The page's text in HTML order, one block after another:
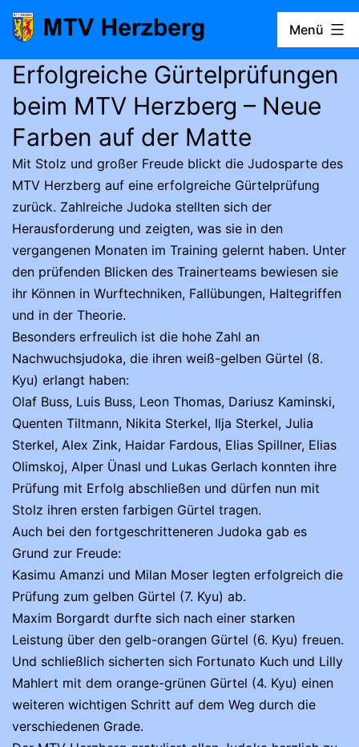
Zum
Inhalt
MTV
Herzberg
Menü
Erfolgreiche Gürtelprüfungen
beim MTV Herzberg – Neue
Farben auf der Matte
Mit Stolz und großer Freude blickt die Judosparte des
MTV Herzberg auf eine erfolgreiche Gürtelprüfung
zurück. Zahlreiche Judoka stellten sich der
Herausforderung und zeigten, was sie in den
vergangenen Monaten im Training gelernt haben. Unter
den prüfenden Blicken des Trainerteams bewiesen sie
ihr Können in Wurftechniken, Fallübungen, Haltegriffen
und in der Theorie.
Besonders erfreulich ist die hohe Zahl an
Nachwuchsjudoka, die ihren weiß-gelben Gürtel (8.
Kyu) erlangt haben:
Olaf Buss, Luis Buss, Leon Thomas, Dariusz Kaminski,
Quenten Tiltmann, Nikita Sterkel, Ilja Sterkel, Julia
Sterkel, Alex Zink, Haidar Fardous, Elias Spillner, Elias
Olimskoj, Alper Ünasl und Lukas Gerlach konnten ihre
Prüfung mit Erfolg abschließen und dürfen nun mit
Stolz ihren ersten farbigen Gürtel tragen.
Auch bei den fortgeschritteneren Judoka gab es
Grund zur Freude:
Kasimu Amanzi und Milan Moser legten erfolgreich die
Prüfung zum gelben Gürtel (7. Kyu) ab.
Maxim Borgardt durfte sich nach einer starken
Leistung über den gelb-orangen Gürtel (6. Kyu) freuen.
Und schließlich sicherten sich Fortunato Kuch und Lilly
Mahlert mit dem orange-grünen Gürtel (4. Kyu) einen
weiteren wichtigen Schritt auf dem Weg durch die
verschiedenen Grade.